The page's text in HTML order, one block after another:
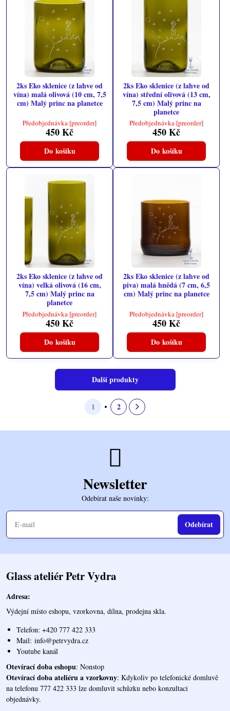
2ks Eko sklenice (z lahve od
vína) malá olivová (10 cm, 7,5
cm) Malý princ na planetce
Předobjednávka [preorder]
450 Kč
Do košíku
2ks Eko sklenice (z lahve od
vína) střední olivová (13 cm,
7,5 cm) Malý princ na
planetce
Předobjednávka [preorder]
450 Kč
Do košíku
2ks Eko sklenice (z lahve od
vína) velká olivová (16 cm,
7,5 cm) Malý princ na
planetce
Předobjednávka [preorder]
450 Kč
Do košíku
2ks Eko sklenice (z lahve od
piva) malá hnědá (7 cm, 6,5
cm) Malý princ na planetce
Předobjednávka [preorder]
450 Kč
Do košíku
Další produkty
1 2
Newsletter
Odebírat naše novinky:
Odebírat
Glass ateliér Petr Vydra
Adresa:
Výdejní místo eshopu, vzorkovna, dílna, prodejna skla.
Telefon: +420 777 422 333
Mail: info@petrvydra.cz
Youtube kanál
Otevírací doba eshopu: Nonstop
Otevírací doba ateliéru a vzorkovny: Kdykoliv po telefonické domluvě
na telefonu 777 422 333 lze domluvit schůzku nebo konzultaci
objednávky.